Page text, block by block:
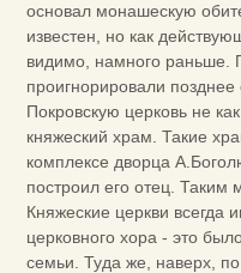
основал монашескую
известен, но как
видимо, намного раньше.
проигнорировали
Покровскую церковь не
княжеский храм. Такие
комплексе дворца
построил его отец. Таким
Княжеские церкви
церковного хора - это
семьи. Туда же, наверх,